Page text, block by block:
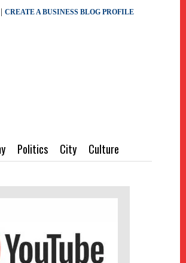
CREATE A BUSINESS BLOG PROFILE
Politics City
Culture